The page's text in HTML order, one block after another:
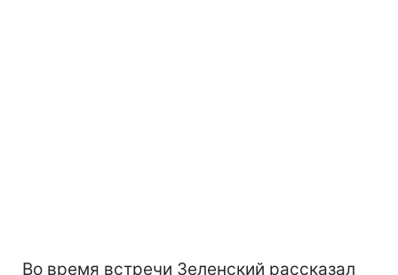
Во время встречи Зеленский рассказал